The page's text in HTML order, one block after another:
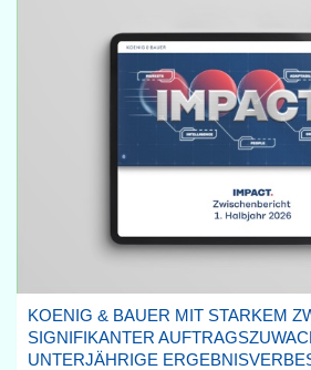
KOENIG & BAUER MIT STARKEM
SIGNIFIKANTER
UNTERJÄHRIGE